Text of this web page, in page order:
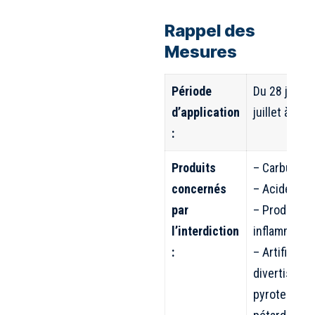
Rappel des
Mesures
Période
d’application
:
Du 28 juin
juillet à 8h.
Produits
concernés
par
l’interdiction
:
–
– Acides
– Produits
– Artifices